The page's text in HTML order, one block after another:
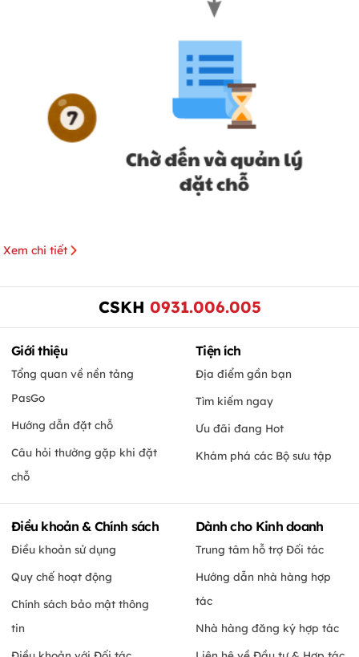
Xem chi tiết
CSKH 0931.006.005
Giới thiệu
Tổng quan về nền tảng
PasGo
Hướng dẫn đặt chỗ
Câu hỏi thường gặp khi đặt
chỗ
Tiện ích
Địa điểm gần bạn
Tìm kiếm ngay
Ưu đãi đang Hot
Khám phá các Bộ sưu tập
Điều khoản & Chính sách
Điều khoản sử dụng
Quy chế hoạt động
Chính sách bảo mật thông
tin
Dành cho Kinh doanh
Trung tâm hỗ trợ Đối tác
Hướng dẫn nhà hàng hợp
tác
Nhà hàng đăng ký hợp tác